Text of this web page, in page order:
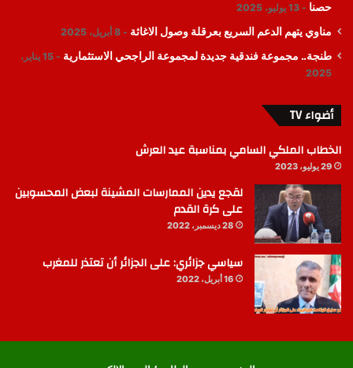
حصنا
13 يوليو، 2025
مناوي يتهم الدعم السريع بعرقلة وصول الاغاثة 8 أبريل، 2025
طنجة.. مجموعة فندقية جديدة لمجموعة الراجحي الاستثمارية
15 يناير،
2025
أضواء TV
الخطاب الملكي السامي بمناسبة عيد العرش
29 يوليو، 2023
لقجع يدين الممارسات المشينة لبعض المحسوبين
على كرة القدم
28 ديسمبر، 2022
سياسي جزائري: على الجزائر أن تعتذر للمغرب
16 أبريل، 2022